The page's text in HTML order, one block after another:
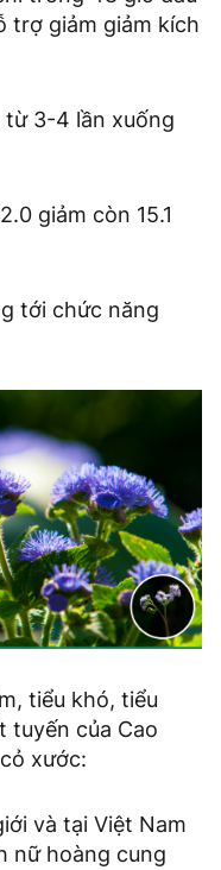
trợ giảm giảm kích
từ 3-4 lần xuống
giảm còn 15.1
tới chức năng
tiểu khó, tiểu
tuyến của Cao
xước:
và tại Việt Nam
nữ hoàng cung